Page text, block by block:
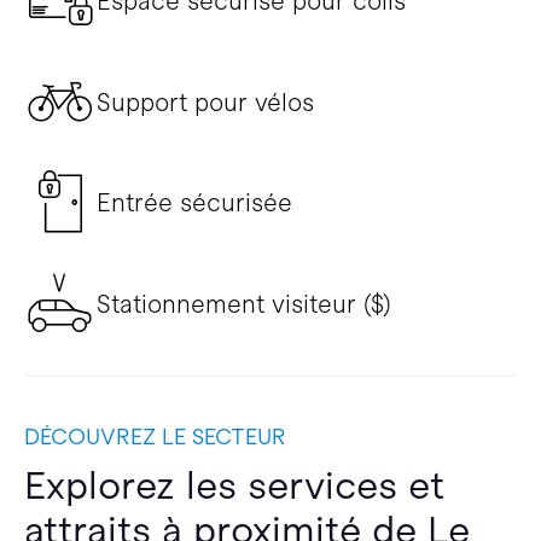
Support pour vélos
Entrée sécurisée
Stationnement visiteur ($)
DÉCOUVREZ LE SECTEUR
Explorez les services et
attraits à proximité de Le